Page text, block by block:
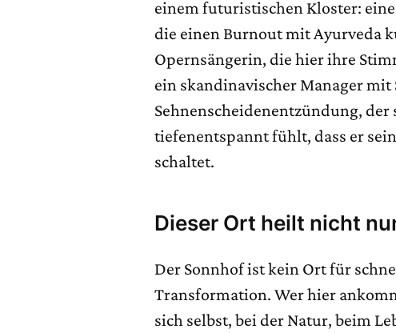
einem futuristischen Kloster:
die einen Burnout mit Ayurveda
Opernsängerin, die hier ihre
ein skandinavischer Manager
Sehnenscheidenentzündung, der
tiefenentspannt fühlt, dass er
schaltet.
Dieser Ort heilt nicht
Der Sonnhof ist kein Ort für
Transformation. Wer hier
sich selbst, bei der Natur, beim